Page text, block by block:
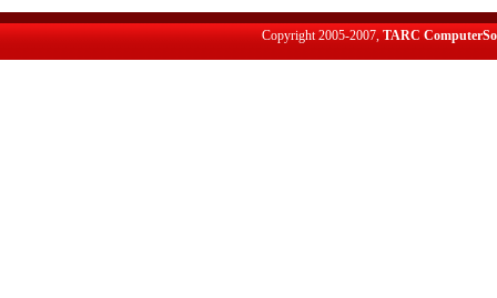
Copyright 2005-2007, TARC